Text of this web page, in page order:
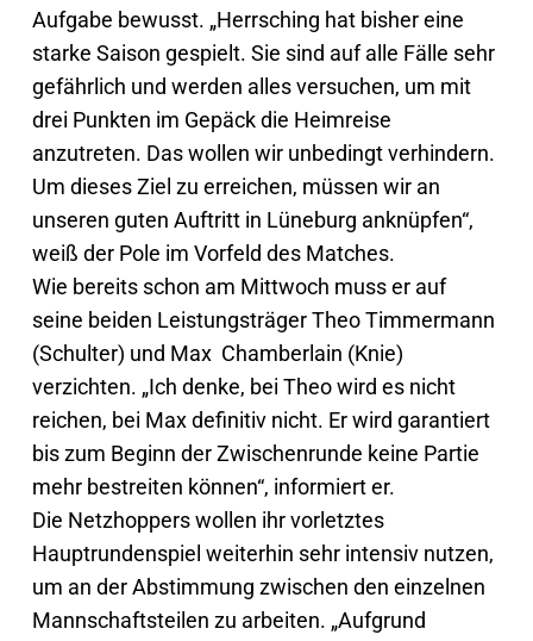
Aufgabe bewusst. „Herrsching hat bisher eine
starke Saison gespielt. Sie sind auf alle Fälle sehr
gefährlich und werden alles versuchen, um mit
drei Punkten im Gepäck die Heimreise
anzutreten. Das wollen wir unbedingt verhindern.
Um dieses Ziel zu erreichen, müssen wir an
unseren guten Auftritt in Lüneburg anknüpfen“,
weiß der Pole im Vorfeld des Matches.
Wie bereits schon am Mittwoch muss er auf
seine beiden Leistungsträger Theo Timmermann
(Schulter) und Max Chamberlain (Knie)
verzichten. „Ich denke, bei Theo wird es nicht
reichen, bei Max definitiv nicht. Er wird garantiert
bis zum Beginn der Zwischenrunde keine Partie
mehr bestreiten können“, informiert er.
Die Netzhoppers wollen ihr vorletztes
Hauptrundenspiel weiterhin sehr intensiv nutzen,
um an der Abstimmung zwischen den einzelnen
Mannschaftsteilen zu arbeiten. „Aufgrund